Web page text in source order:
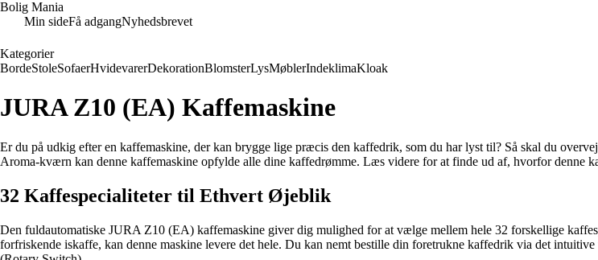
Bolig Mania
Min sideFå adgangNyhedsbrevet
Kategorier
BordeStoleSofaerHvidevarerDekorationBlomsterLysMøblerIndeklimaKloak
JURA Z10 (EA) Kaffemaskine
Er du på udkig efter en kaffemaskine, der kan brygge lige præcis den kaffedrik, som du har lyst til? Så skal du
Aroma-kværn kan denne kaffemaskine opfylde alle dine kaffedrømme. Læs videre for at finde ud af, hvorfor denne
32 Kaffespecialiteter til Ethvert Øjeblik
Den fuldautomatiske JURA Z10 (EA) kaffemaskine giver dig mulighed for at vælge mellem hele 32 forskellige
forfriskende iskaffe, kan denne maskine levere det hele. Du kan nemt bestille din foretrukne kaffedrik via det